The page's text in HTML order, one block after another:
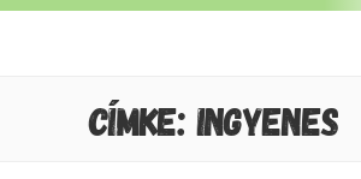
CÍMKE: INGYENES